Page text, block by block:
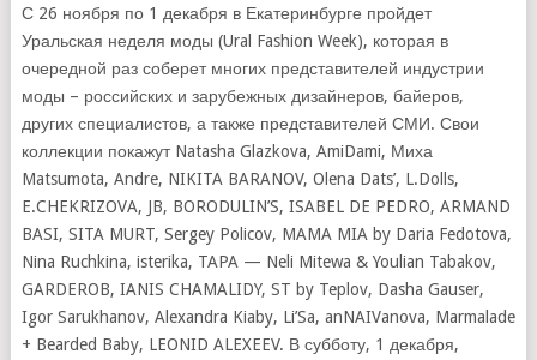
С 26 ноября по 1 декабря в Екатеринбурге пройдет
Уральская неделя моды (Ural Fashion Week), которая в
очередной раз соберет многих представителей индустрии
моды – российских и зарубежных дизайнеров, байеров,
других специалистов, а также представителей СМИ. Свои
коллекции покажут Natasha Glazkova, AmiDami, Миха
Matsumota, Andre, NIKITA BARANOV, Olena Dats’, L.Dolls,
E.CHEKRIZOVA, JB, BORODULIN’S, ISABEL DE PEDRO, ARMAND
BASI, SITA MURT, Sergey Policov, MAMA MIA by Daria Fedotova,
Nina Ruchkina, isterika, TAPA — Neli Mitewa & Youlian Tabakov,
GARDEROB, IANIS CHAMALIDY, ST by Teplov, Dasha Gauser,
Igor Sarukhanov, Alexandra Kiaby, Li’Sa, anNAIVanova, Marmalade
+ Bearded Baby, LEONID ALEXEEV. В субботу, 1 декабря,